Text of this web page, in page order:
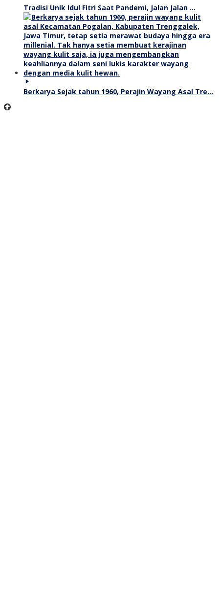
Tradisi Unik Idul Fitri Saat Pandemi, Jalan Jalan …
Berkarya Sejak tahun 1960, Perajin Wayang Asal Tre…